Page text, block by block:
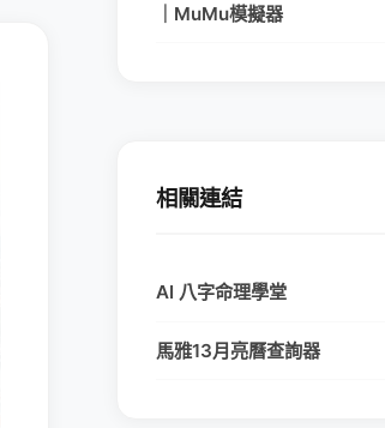
｜MuMu模擬器
相關連結
AI 八字命理學堂
馬雅13月亮曆查詢器